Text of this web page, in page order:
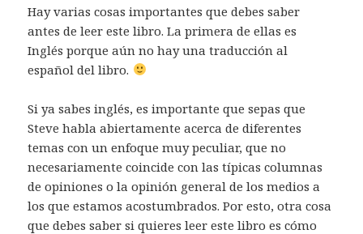
Hay varias cosas importantes que debes saber
antes de leer este libro. La primera de ellas es
Inglés porque aún no hay una traducción al
español del libro.
Si ya sabes inglés, es importante que sepas que
Steve habla abiertamente acerca de diferentes
temas con un enfoque muy peculiar, que no
necesariamente coincide con las típicas columnas
de opiniones o la opinión general de los medios a
los que estamos acostumbrados. Por esto, otra cosa
que debes saber si quieres leer este libro es cómo